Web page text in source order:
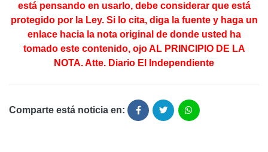
está pensando en usarlo, debe considerar que está
protegido por la Ley. Si lo cita, diga la fuente y haga un
enlace hacia la nota original de donde usted ha
tomado este contenido, ojo AL PRINCIPIO DE LA
NOTA. Atte. Diario El Independiente
Comparte está noticia en: